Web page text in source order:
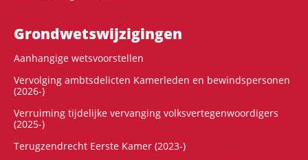
Grondwets­wijzigingen
Aanhangige wetsvoorstellen
Vervolging ambtsdelicten Kamerleden en bewindspersonen
(2026-)
Verruiming tijdelijke vervanging volksvertegenwoordigers
(2025-)
Terugzendrecht Eerste Kamer (2023-)